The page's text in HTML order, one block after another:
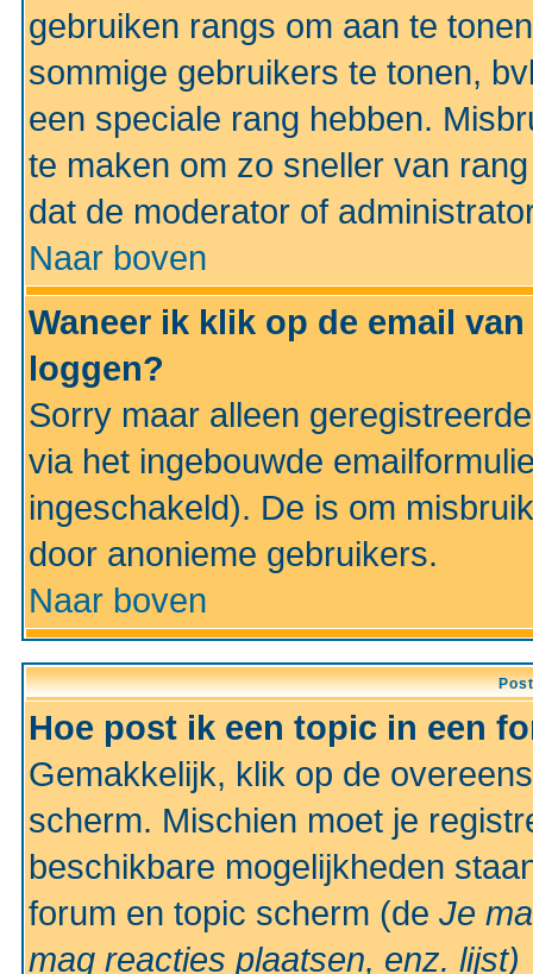
gebruiken rangs om aan te
sommige gebruikers te tonen,
een speciale rang hebben.
te maken om zo sneller van
dat de moderator of
Naar boven
Waneer ik klik op de email
loggen?
Sorry maar alleen
via het ingebouwde
ingeschakeld). De is om
door anonieme gebruikers.
Naar boven
Hoe post ik een topic in een
Gemakkelijk, klik op de
scherm. Mischien moet je
beschikbare mogelijkheden
forum en topic scherm (de Je
mag reacties plaatsen, enz. lijst)